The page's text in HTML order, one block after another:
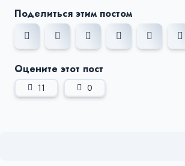
Поделиться этим постом
Оцените этот пост
11 0